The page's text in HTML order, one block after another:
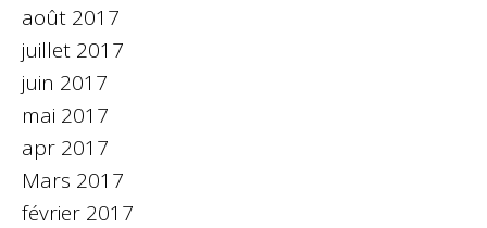
août 2017
juillet 2017
juin 2017
mai 2017
apr 2017
Mars 2017
février 2017